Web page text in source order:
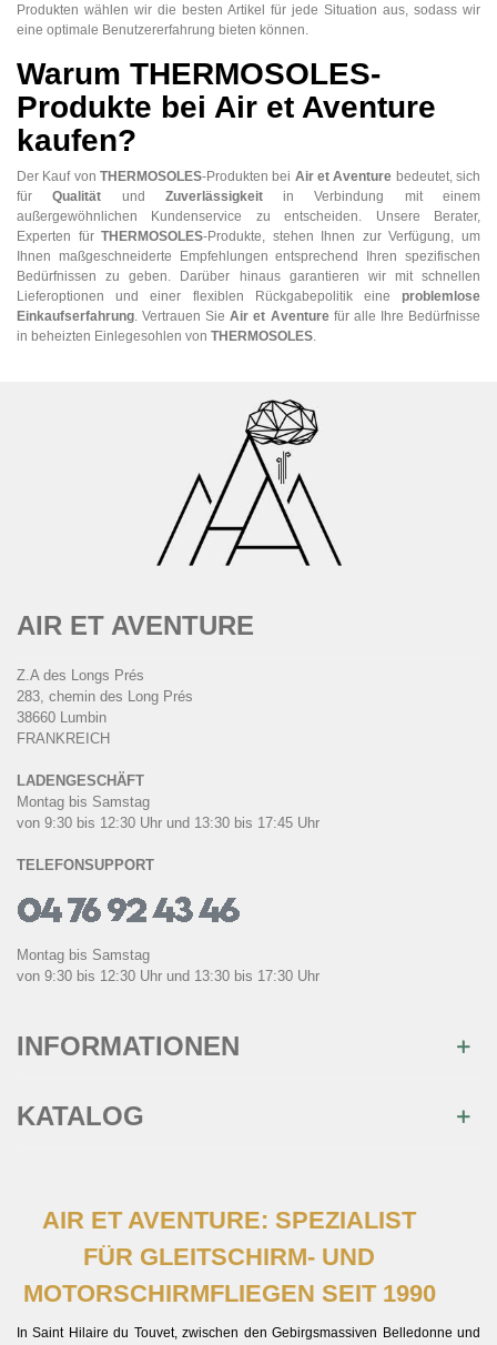
Produkten wählen wir die besten Artikel für jede Situation aus, sodass wir
eine optimale Benutzererfahrung bieten können.
Warum THERMOSOLES-
Produkte bei Air et Aventure
kaufen?
Der Kauf von THERMOSOLES-Produkten bei Air et Aventure bedeutet, sich
fürQualität und Zuverlässigkeitin Verbindung mit einem
außergewöhnlichen Kundenservice zu entscheiden. Unsere Berater,
Experten fürTHERMOSOLES-Produkte, stehen Ihnen zur Verfügung, um
Ihnen maßgeschneiderte Empfehlungen entsprechend Ihren spezifischen
Bedürfnissen zu geben. Darüber hinaus garantieren wir mit schnellen
Lieferoptionen und einer flexiblen Rückgabepolitik eine problemlose
Einkaufserfahrung. Vertrauen SieAir et Aventurefür alle Ihre Bedürfnisse
in beheizten Einlegesohlen von THERMOSOLES.
AIR ET AVENTURE
Z.A des Longs Prés
283, chemin des Long Prés
38660 Lumbin
FRANKREICH
LADENGESCHÄFT
Montag bis Samstag
von 9:30 bis 12:30 Uhr und 13:30 bis 17:45 Uhr
TELEFONSUPPORT
Montag bis Samstag
von 9:30 bis 12:30 Uhr und 13:30 bis 17:30 Uhr
INFORMATIONEN
KATALOG
AIR ET AVENTURE: SPEZIALIST
FÜR GLEITSCHIRM- UND
MOTORSCHIRMFLIEGEN SEIT 1990
In Saint Hilaire du Touvet, zwischen den Gebirgsmassiven Belledonne und